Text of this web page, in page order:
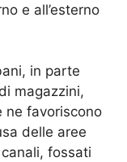
e all’esterno
in parte
magazzini,
ne favoriscono
delle aree
fossati